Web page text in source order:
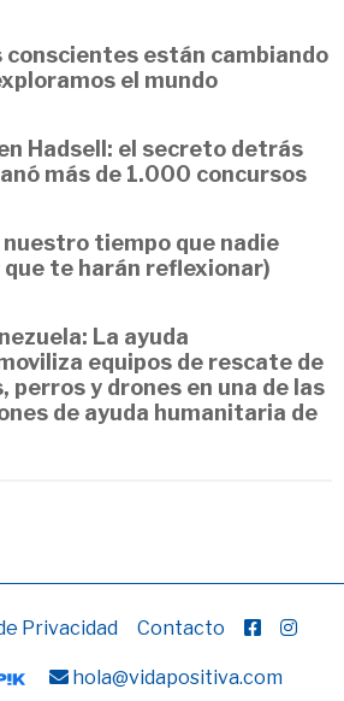
conscientes están cambiando
el mundo
Hadsell: el secreto detrás
más de 1.000 concursos
nuestro tiempo que nadie
te harán reflexionar)
La ayuda
equipos de rescate de
perros y drones en una de las
de ayuda humanitaria de
Privacidad Contacto
hola@vidapositiva.com